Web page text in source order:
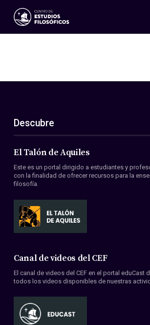
Eventos
ES
EN
Acerca de nosotros
Miembros
Convenios
Descubre
El Talón de Aquiles
Este es un portal dirigido a estudiantes y
con la finalidad de ofrecer recursos para la
filosofía.
Canal de videos del CEF
El canal de videos del CEF en el portal eduCast
todos los videos disponibles de nuestras